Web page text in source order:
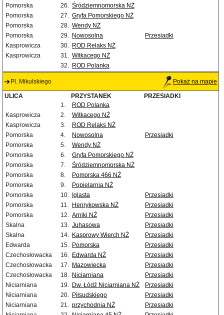
Pomorska
26. Śródziemnomorska NŻ
Pomorska
27. Gryfa Pomorskiego NŻ
Pomorska
28. Wendy NŻ
Pomorska
29. Nowosolna
Przesiadki
Kasprowicza
30. ROD Relaks NŻ
Kasprowicza
31. Witkacego NŻ
32. ROD Polanka
Pl. Mikulskiego Pokaż na mapie
ULICA PRZYSTANEK
PRZESIADKI
1.
ROD Polanka
Kasprowicza
2.
Witkacego NŻ
Kasprowicza
3.
ROD Relaks NŻ
Pomorska
4. Nowosolna
Przesiadki
Pomorska
5.
Wendy NŻ
Pomorska
6.
Gryfa Pomorskiego NŻ
Pomorska
7.
Śródziemnomorska NŻ
Pomorska
8.
Pomorska 466 NŻ
Pomorska
9.
Popielarnia NŻ
Pomorska
10. Iglasta
Przesiadki
Pomorska
11. Henrykowska NŻ
Przesiadki
Pomorska
12. Arniki NŻ
Przesiadki
Skalna
13. Juhasowa
Przesiadki
Skalna
14. Kasprowy Wierch NŻ
Przesiadki
Edwarda
15. Pomorska
Przesiadki
Czechosłowacka
16. Edwarda NŻ
Przesiadki
Czechosłowacka
17. Mazowiecka
Przesiadki
Czechosłowacka
18. Niciarniana
Przesiadki
Niciarniana
19. Dw. Łódź Niciarniana NŻ
Przesiadki
Niciarniana
20. Piłsudskiego
Przesiadki
Niciarniana
21. przychodnia NŻ
Przesiadki